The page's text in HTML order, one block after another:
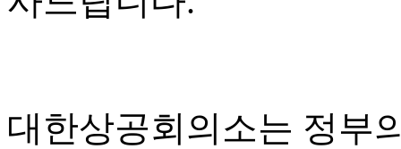
대한상공회의소는 정부